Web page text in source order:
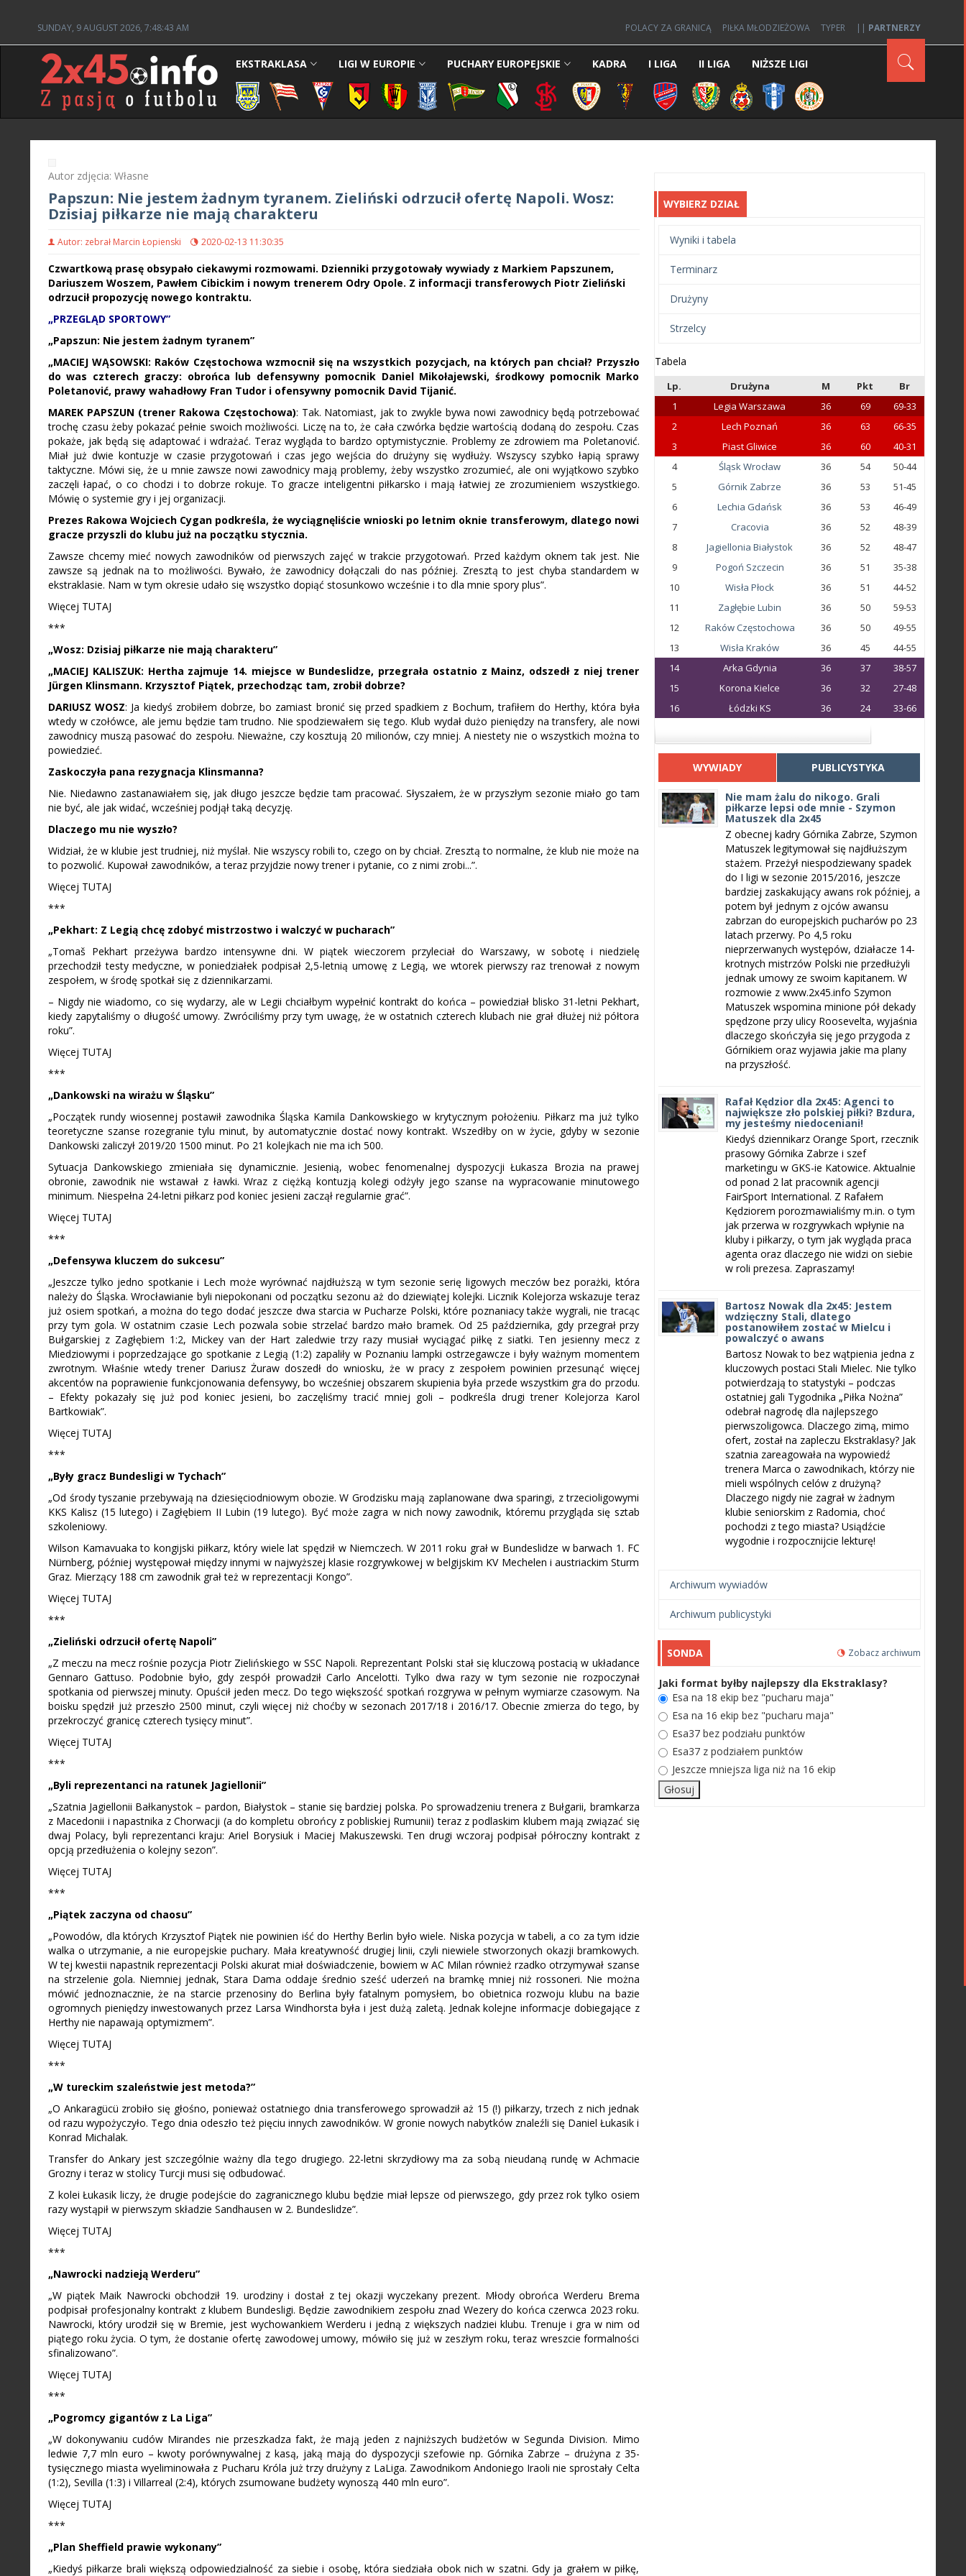
SUNDAY, 9 AUGUST 2026, 7:48:44 AM POLACY ZA GRANICĄ PIŁKA MŁODZIEŻOWA TYPER || PARTNERZY
EKSTRAKLASA LIGI W EUROPIE PUCHARY EUROPEJSKIE KADRA I LIGA II LIGA NIŻSZE LIGI
Autor zdjęcia: Własne
Papszun: Nie jestem żadnym tyranem. Zieliński odrzucił ofertę Napoli. Wosz:
Dzisiaj piłkarze nie mają charakteru
Autor: zebrał Marcin Łopienski 2020-02-13 11:30:35
Czwartkową prasę obsypało ciekawymi rozmowami. Dzienniki przygotowały wywiady z Markiem Papszunem,
Dariuszem Woszem, Pawłem Cibickim i nowym trenerem Odry Opole. Z informacji transferowych Piotr Zieliński
odrzucił propozycję nowego kontraktu.
„PRZEGLĄD SPORTOWY”
„Papszun: Nie jestem żadnym tyranem”
„MACIEJ WĄSOWSKI: Raków Częstochowa wzmocnił się na wszystkich pozycjach, na których pan chciał? Przyszło
do was czterech graczy: obrońca lub defensywny pomocnik Daniel Mikołajewski, środkowy pomocnik Marko
Poletanović, prawy wahadłowy Fran Tudor i ofensywny pomocnik David Tijanić.
MAREK PAPSZUN (trener Rakowa Częstochowa): Tak. Natomiast, jak to zwykle bywa nowi zawodnicy będą potrzebować
trochę czasu żeby pokazać pełnie swoich możliwości. Liczę na to, że cała czwórka będzie wartością dodaną do zespołu. Czas
pokaże, jak będą się adaptować i wdrażać. Teraz wygląda to bardzo optymistycznie. Problemy ze zdrowiem ma Poletanović.
Miał już dwie kontuzje w czasie przygotowań i czas jego wejścia do drużyny się wydłuży. Wszyscy szybko łapią sprawy
taktyczne. Mówi się, że u mnie zawsze nowi zawodnicy mają problemy, żeby wszystko zrozumieć, ale oni wyjątkowo szybko
zaczęli łapać, o co chodzi i to dobrze rokuje. To gracze inteligentni piłkarsko i mają łatwiej ze zrozumieniem wszystkiego.
Mówię o systemie gry i jej organizacji.
Prezes Rakowa Wojciech Cygan podkreśla, że wyciągnęliście wnioski po letnim oknie transferowym, dlatego nowi
gracze przyszli do klubu już na początku stycznia.
Zawsze chcemy mieć nowych zawodników od pierwszych zajęć w trakcie przygotowań. Przed każdym oknem tak jest. Nie
zawsze są jednak na to możliwości. Bywało, że zawodnicy dołączali do nas później. Zresztą to jest chyba standardem w
ekstraklasie. Nam w tym okresie udało się wszystko dopiąć stosunkowo wcześnie i to dla mnie spory plus”.
Więcej TUTAJ
***
„Wosz: Dzisiaj piłkarze nie mają charakteru”
„MACIEJ KALISZUK: Hertha zajmuje 14. miejsce w Bundeslidze, przegrała ostatnio z Mainz, odszedł z niej trener
Jürgen Klinsmann. Krzysztof Piątek, przechodząc tam, zrobił dobrze?
DARIUSZ WOSZ: Ja kiedyś zrobiłem dobrze, bo zamiast bronić się przed spadkiem z Bochum, trafiłem do Herthy, która była
wtedy w czołówce, ale jemu będzie tam trudno. Nie spodziewałem się tego. Klub wydał dużo pieniędzy na transfery, ale nowi
zawodnicy muszą pasować do zespołu. Nieważne, czy kosztują 20 milionów, czy mniej. A niestety nie o wszystkich można to
powiedzieć.
Zaskoczyła pana rezygnacja Klinsmanna?
Nie. Niedawno zastanawiałem się, jak długo jeszcze będzie tam pracować. Słyszałem, że w przyszłym sezonie miało go tam
nie być, ale jak widać, wcześniej podjął taką decyzję.
Dlaczego mu nie wyszło?
Widział, że w klubie jest trudniej, niż myślał. Nie wszyscy robili to, czego on by chciał. Zresztą to normalne, że klub nie może na
to pozwolić. Kupował zawodników, a teraz przyjdzie nowy trener i pytanie, co z nimi zrobi...”.
Więcej TUTAJ
***
„Pekhart: Z Legią chcę zdobyć mistrzostwo i walczyć w pucharach”
„Tomaš Pekhart przeżywa bardzo intensywne dni. W piątek wieczorem przyleciał do Warszawy, w sobotę i niedzielę
przechodził testy medyczne, w poniedziałek podpisał 2,5-letnią umowę z Legią, we wtorek pierwszy raz trenował z nowym
zespołem, w środę spotkał się z dziennikarzami.
– Nigdy nie wiadomo, co się wydarzy, ale w Legii chciałbym wypełnić kontrakt do końca – powiedział blisko 31-letni Pekhart,
kiedy zapytaliśmy o długość umowy. Zwróciliśmy przy tym uwagę, że w ostatnich czterech klubach nie grał dłużej niż półtora
roku”.
Więcej TUTAJ
***
„Dankowski na wirażu w Śląsku”
„Początek rundy wiosennej postawił zawodnika Śląska Kamila Dankowskiego w krytycznym położeniu. Piłkarz ma już tylko
teoretyczne szanse rozegranie tylu minut, by automatycznie dostać nowy kontrakt. Wszedłby on w życie, gdyby w sezonie
Dankowski zaliczył 2019/20 1500 minut. Po 21 kolejkach nie ma ich 500.
Sytuacja Dankowskiego zmieniała się dynamicznie. Jesienią, wobec fenomenalnej dyspozycji Łukasza Brozia na prawej
obronie, zawodnik nie wstawał z ławki. Wraz z ciężką kontuzją kolegi odżyły jego szanse na wypracowanie minutowego
minimum. Niespełna 24-letni piłkarz pod koniec jesieni zaczął regularnie grać”.
Więcej TUTAJ
***
„Defensywa kluczem do sukcesu”
„Jeszcze tylko jedno spotkanie i Lech może wyrównać najdłuższą w tym sezonie serię ligowych meczów bez porażki, która
należy do Śląska. Wrocławianie byli niepokonani od początku sezonu aż do dziewiątej kolejki. Licznik Kolejorza wskazuje teraz
już osiem spotkań, a można do tego dodać jeszcze dwa starcia w Pucharze Polski, które poznaniacy także wygrali, nie tracąc
przy tym gola. W ostatnim czasie Lech pozwala sobie strzelać bardzo mało bramek. Od 25 października, gdy przegrał przy
Bułgarskiej z Zagłębiem 1:2, Mickey van der Hart zaledwie trzy razy musiał wyciągać piłkę z siatki. Ten jesienny mecz z
Miedziowymi i poprzedzające go spotkanie z Legią (1:2) zapaliły w Poznaniu lampki ostrzegawcze i były ważnym momentem
zwrotnym. Właśnie wtedy trener Dariusz Żuraw doszedł do wniosku, że w pracy z zespołem powinien przesunąć więcej
akcentów na poprawienie funkcjonowania defensywy, bo wcześniej obszarem skupienia była przede wszystkim gra do przodu.
– Efekty pokazały się już pod koniec jesieni, bo zaczęliśmy tracić mniej goli – podkreśla drugi trener Kolejorza Karol
Bartkowiak”.
Więcej TUTAJ
***
„Były gracz Bundesligi w Tychach”
„Od środy tyszanie przebywają na dziesięciodniowym obozie. W Grodzisku mają zaplanowane dwa sparingi, z trzecioligowymi
KKS Kalisz (15 lutego) i Zagłębiem II Lubin (19 lutego). Być może zagra w nich nowy zawodnik, któremu przygląda się sztab
szkoleniowy.
Wilson Kamavuaka to kongijski piłkarz, który wiele lat spędził w Niemczech. W 2011 roku grał w Bundeslidze w barwach 1. FC
Nürnberg, później występował między innymi w najwyższej klasie rozgrywkowej w belgijskim KV Mechelen i austriackim Sturm
Graz. Mierzący 188 cm zawodnik grał też w reprezentacji Kongo”.
Więcej TUTAJ
***
„Zieliński odrzucił ofertę Napoli”
„Z meczu na mecz rośnie pozycja Piotr Zielińskiego w SSC Napoli. Reprezentant Polski stał się kluczową postacią w układance
Gennaro Gattuso. Podobnie było, gdy zespół prowadził Carlo Ancelotti. Tylko dwa razy w tym sezonie nie rozpoczynał
spotkania od pierwszej minuty. Opuścił jeden mecz. Do tego większość spotkań rozgrywa w pełnym wymiarze czasowym. Na
boisku spędził już przeszło 2500 minut, czyli więcej niż choćby w sezonach 2017/18 i 2016/17. Obecnie zmierza do tego, by
przekroczyć granicę czterech tysięcy minut”.
Więcej TUTAJ
***
„Byli reprezentanci na ratunek Jagiellonii”
„Szatnia Jagiellonii Bałkanystok – pardon, Białystok – stanie się bardziej polska. Po sprowadzeniu trenera z Bułgarii, bramkarza
z Macedonii i napastnika z Chorwacji (a do kompletu obrońcy z pobliskiej Rumunii) teraz z podlaskim klubem mają związać się
dwaj Polacy, byli reprezentanci kraju: Ariel Borysiuk i Maciej Makuszewski. Ten drugi wczoraj podpisał półroczny kontrakt z
opcją przedłużenia o kolejny sezon”.
Więcej TUTAJ
***
„Piątek zaczyna od chaosu”
„Powodów, dla których Krzysztof Piątek nie powinien iść do Herthy Berlin było wiele. Niska pozycja w tabeli, a co za tym idzie
walka o utrzymanie, a nie europejskie puchary. Mała kreatywność drugiej linii, czyli niewiele stworzonych okazji bramkowych.
W tej kwestii napastnik reprezentacji Polski akurat miał doświadczenie, bowiem w AC Milan również rzadko otrzymywał szanse
na strzelenie gola. Niemniej jednak, Stara Dama oddaje średnio sześć uderzeń na bramkę mniej niż rossoneri. Nie można
mówić jednoznacznie, że na starcie przenosiny do Berlina były fatalnym pomysłem, bo obietnica rozwoju klubu na bazie
ogromnych pieniędzy inwestowanych przez Larsa Windhorsta była i jest dużą zaletą. Jednak kolejne informacje dobiegające z
Herthy nie napawają optymizmem”.
Więcej TUTAJ
***
„W tureckim szaleństwie jest metoda?”
„O Ankaragücü zrobiło się głośno, ponieważ ostatniego dnia transferowego sprowadził aż 15 (!) piłkarzy, trzech z nich jednak
od razu wypożyczyło. Tego dnia odeszło też pięciu innych zawodników. W gronie nowych nabytków znaleźli się Daniel Łukasik i
Konrad Michalak.
Transfer do Ankary jest szczególnie ważny dla tego drugiego. 22-letni skrzydłowy ma za sobą nieudaną rundę w Achmacie
Grozny i teraz w stolicy Turcji musi się odbudować.
Z kolei Łukasik liczy, że drugie podejście do zagranicznego klubu będzie miał lepsze od pierwszego, gdy przez rok tylko osiem
razy wystąpił w pierwszym składzie Sandhausen w 2. Bundeslidze”.
Więcej TUTAJ
***
„Nawrocki nadzieją Werderu”
„W piątek Maik Nawrocki obchodził 19. urodziny i dostał z tej okazji wyczekany prezent. Młody obrońca Werderu Brema
podpisał profesjonalny kontrakt z klubem Bundesligi. Będzie zawodnikiem zespołu znad Wezery do końca czerwca 2023 roku.
Nawrocki, który urodził się w Bremie, jest wychowankiem Werderu i jedną z większych nadziei klubu. Trenuje i gra w nim od
piątego roku życia. O tym, że dostanie ofertę zawodowej umowy, mówiło się już w zeszłym roku, teraz wreszcie formalności
sfinalizowano”.
Więcej TUTAJ
***
„Pogromcy gigantów z La Liga”
„W dokonywaniu cudów Mirandes nie przeszkadza fakt, że mają jeden z najniższych budżetów w Segunda Division. Mimo
ledwie 7,7 mln euro – kwoty porównywalnej z kasą, jaką mają do dyspozycji szefowie np. Górnika Zabrze – drużyna z 35-
tysięcznego miasta wyeliminowała z Pucharu Króla już trzy drużyny z LaLiga. Zawodnikom Andoniego Iraoli nie sprostały Celta
(1:2), Sevilla (1:3) i Villarreal (2:4), których zsumowane budżety wynoszą 440 mln euro”.
Więcej TUTAJ
***
„Plan Sheffield prawie wykonany”
„Kiedyś piłkarze brali większą odpowiedzialność za siebie i osobę, która siedziała obok nich w szatni. Gdy ja grałem w piłkę,
WYBIERZ DZIAŁ
Wyniki i tabela
Terminarz
Drużyny
Strzelcy
Tabela
Lp. Drużyna M Pkt
Br
1
Legia Warszawa 36 69
69-33
2
Lech Poznań 36 63
66-35
3
Piast Gliwice 36 60
40-31
4
Śląsk Wrocław 36 54
50-44
5
Górnik Zabrze 36 53
51-45
6
Lechia Gdańsk 36 53
46-49
7
Cracovia 36 52
48-39
8
Jagiellonia Białystok 36 52
48-47
9
Pogoń Szczecin 36 51
35-38
10
Wisła Płock 36 51
44-52
11
Zagłębie Lubin 36 50
59-53
12
Raków Częstochowa 36 50
49-55
13
Wisła Kraków 36 45
44-55
14
Arka Gdynia 36 37
38-57
15
Korona Kielce 36 32
27-48
16
Łódzki KS 36 24 33-66
WYWIADY PUBLICYSTYKA
Nie mam żalu do nikogo. Grali
piłkarze lepsi ode mnie - Szymon
Matuszek dla 2x45
Z obecnej kadry Górnika Zabrze, Szymon
Matuszek legitymował się najdłuższym
stażem. Przeżył niespodziewany spadek
do I ligi w sezonie 2015/2016, jeszcze
bardziej zaskakujący awans rok później, a
potem był jednym z ojców awansu
zabrzan do europejskich pucharów po 23
latach przerwy. Po 4,5 roku
nieprzerwanych występów, działacze 14-
krotnych mistrzów Polski nie przedłużyli
jednak umowy ze swoim kapitanem. W
rozmowie z www.2x45.info Szymon
Matuszek wspomina minione pół dekady
spędzone przy ulicy Roosevelta, wyjaśnia
dlaczego skończyła się jego przygoda z
Górnikiem oraz wyjawia jakie ma plany
na przyszłość.
Rafał Kędzior dla 2x45: Agenci to
największe zło polskiej piłki? Bzdura,
my jesteśmy niedoceniani!
Kiedyś dziennikarz Orange Sport, rzecznik
prasowy Górnika Zabrze i szef
marketingu w GKS-ie Katowice. Aktualnie
od ponad 2 lat pracownik agencji
FairSport International. Z Rafałem
Kędziorem porozmawialiśmy m.in. o tym
jak przerwa w rozgrywkach wpłynie na
kluby i piłkarzy, o tym jak wygląda praca
agenta oraz dlaczego nie widzi on siebie
w roli prezesa. Zapraszamy!
Bartosz Nowak dla 2x45: Jestem
wdzięczny Stali, dlatego
postanowiłem zostać w Mielcu i
powalczyć o awans
Bartosz Nowak to bez wątpienia jedna z
kluczowych postaci Stali Mielec. Nie tylko
potwierdzają to statystyki – podczas
ostatniej gali Tygodnika „Piłka Nożna”
odebrał nagrodę dla najlepszego
pierwszoligowca. Dlaczego zimą, mimo
ofert, został na zapleczu Ekstraklasy? Jak
szatnia zareagowała na wypowiedź
trenera Marca o zawodnikach, którzy nie
mieli wspólnych celów z drużyną?
Dlaczego nigdy nie zagrał w żadnym
klubie seniorskim z Radomia, choć
pochodzi z tego miasta? Usiądźcie
wygodnie i rozpocznijcie lekturę!
Archiwum wywiadów
Archiwum publicystyki
SONDA Zobacz archiwum
Jaki format byłby najlepszy dla Ekstraklasy?
Esa na 18 ekip bez "pucharu maja"
Esa na 16 ekip bez "pucharu maja"
Esa37 bez podziału punktów
Esa37 z podziałem punktów
Jeszcze mniejsza liga niż na 16 ekip